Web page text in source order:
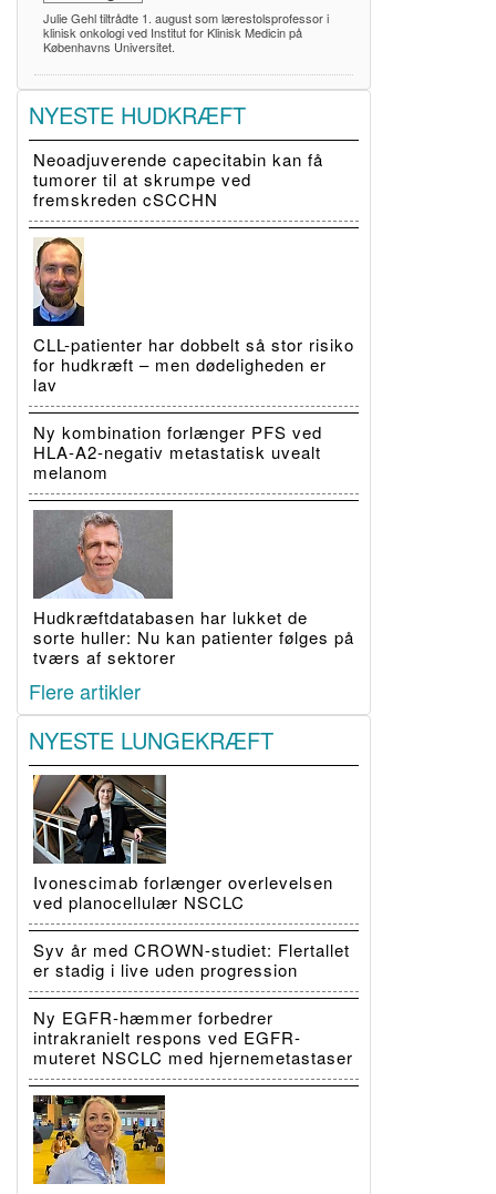
Julie Gehl tiltrådte 1. august som lærestolsprofessor i
klinisk onkologi ved Institut for Klinisk Medicin på
Københavns Universitet.
NYESTE HUDKRÆFT
Neoadjuverende capecitabin kan få
tumorer til at skrumpe ved
fremskreden cSCCHN
CLL-patienter har dobbelt så stor risiko
for hudkræft – men dødeligheden er
lav
Ny kombination forlænger PFS ved
HLA-A2-negativ metastatisk uvealt
melanom
Hudkræftdatabasen har lukket de
sorte huller: Nu kan patienter følges på
tværs af sektorer
Flere artikler
NYESTE LUNGEKRÆFT
Ivonescimab forlænger overlevelsen
ved planocellulær NSCLC
Syv år med CROWN-studiet: Flertallet
er stadig i live uden progression
Ny EGFR-hæmmer forbedrer
intrakranielt respons ved EGFR-
muteret NSCLC med hjernemetastaser